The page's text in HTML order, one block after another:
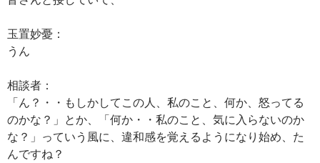
玉置妙憂：
うん
相談者：
「ん？・・もしかしてこの人、私のこと、何か、怒ってる
のかな？」とか、「何か・・私のこと、気に入らないのか
な？」っていう風に、違和感を覚えるようになり始め、た
んですね？